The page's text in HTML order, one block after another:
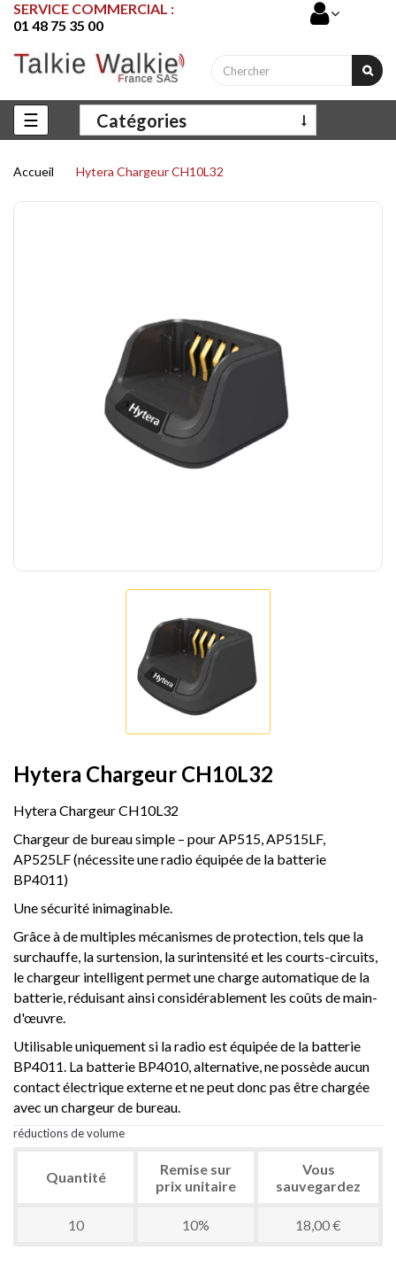
SERVICE COMMERCIAL :
01 48 75 35 00
Catégories
Basculer
la
☰
Accueil Hytera Chargeur CH10L32
Hytera Chargeur CH10L32
Hytera Chargeur CH10L32
Chargeur de bureau simple – pour AP515, AP515LF,
AP525LF (nécessite une radio équipée de la batterie
BP4011)
Une sécurité inimaginable.
Grâce à de multiples mécanismes de protection, tels que la
surchauffe, la surtension, la surintensité et les courts-circuits,
le chargeur intelligent permet une charge automatique de la
batterie, réduisant ainsi considérablement les coûts de main-
d'œuvre.
Utilisable uniquement si la radio est équipée de la batterie
BP4011. La batterie BP4010, alternative, ne possède aucun
contact électrique externe et ne peut donc pas être chargée
avec un chargeur de bureau.
réductions de volume
Quantité
Remise sur
prix unitaire
Vous
sauvegardez
10 10% 18,00 €